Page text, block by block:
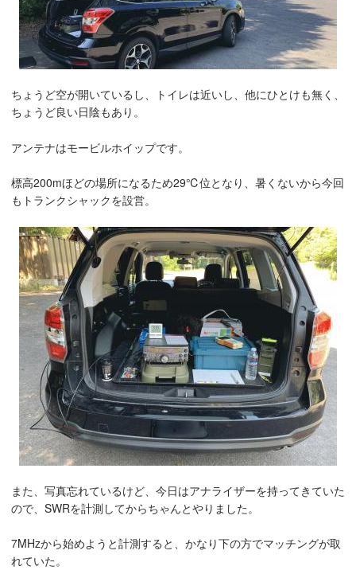
ちょうど空が開いているし、トイレは近いし、他にひとけも無く、
ちょうど良い日陰もあり。
アンテナはモービルホイップです。
標高200mほどの場所になるため29℃位となり、暑くないから今回
もトランクシャックを設営。
また、写真忘れているけど、今日はアナライザーを持ってきていた
ので、SWRを計測してからちゃんとやりました。
7MHzから始めようと計測すると、かなり下の方でマッチングが取
れていた。